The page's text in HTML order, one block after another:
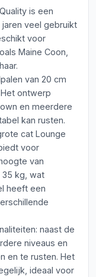
is een
jaren veel gebruikt
voor
Maine Coon,
van 20 cm
ontwerp
en meerdere
kan rusten.
cat Lounge
voor
van
35 kg, wat
heeft een
naast de
niveaus en
en te rusten. Het
ideaal voor